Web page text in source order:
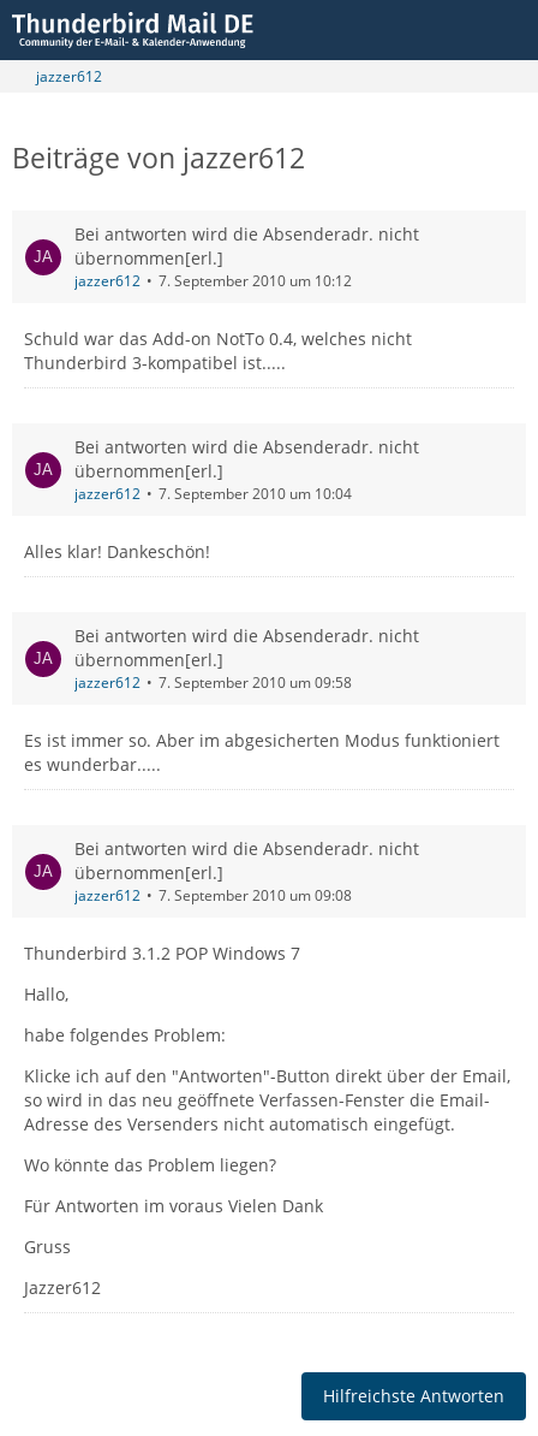
jazzer612
Beiträge von jazzer612
Bei antworten wird die Absenderadr. nicht
übernommen[erl.]
jazzer612 7. September 2010 um 10:12
Schuld war das Add-on NotTo 0.4, welches nicht
Thunderbird 3-kompatibel ist.....
Bei antworten wird die Absenderadr. nicht
übernommen[erl.]
jazzer612 7. September 2010 um 10:04
Alles klar! Dankeschön!
Bei antworten wird die Absenderadr. nicht
übernommen[erl.]
jazzer612 7. September 2010 um 09:58
Es ist immer so. Aber im abgesicherten Modus funktioniert
es wunderbar.....
Bei antworten wird die Absenderadr. nicht
übernommen[erl.]
jazzer612 7. September 2010 um 09:08
Thunderbird 3.1.2 POP Windows 7
Hallo,
habe folgendes Problem:
Klicke ich auf den "Antworten"-Button direkt über der Email,
so wird in das neu geöffnete Verfassen-Fenster die Email-
Adresse des Versenders nicht automatisch eingefügt.
Wo könnte das Problem liegen?
Für Antworten im voraus Vielen Dank
Gruss
Jazzer612
Hilfreichste Antworten